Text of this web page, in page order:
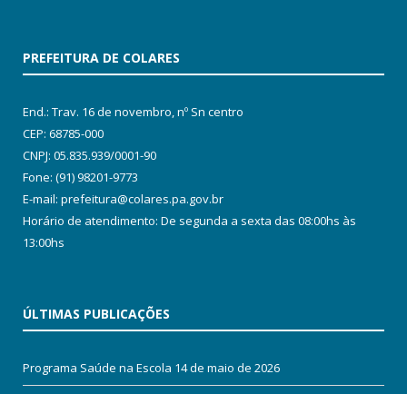
PREFEITURA DE COLARES
End.: Trav. 16 de novembro, nº Sn centro
CEP: 68785-000
CNPJ: 05.835.939/0001-90
Fone: (91) 98201-9773
E-mail: prefeitura@colares.pa.gov.br
Horário de atendimento: De segunda a sexta das 08:00hs às
13:00hs
ÚLTIMAS PUBLICAÇÕES
Programa Saúde na Escola 14 de maio de 2026